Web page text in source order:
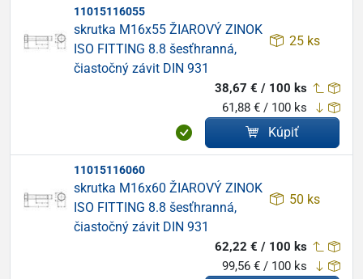
11015116055
skrutka M16x55 ŽIAROVÝ ZINOK
ISO FITTING 8.8 šesťhranná,
čiastočný závit DIN 931
25 ks
38,67 € / 100 ks
61,88 € / 100 ks
Kúpiť
11015116060
skrutka M16x60 ŽIAROVÝ ZINOK
ISO FITTING 8.8 šesťhranná,
čiastočný závit DIN 931
50 ks
62,22 € / 100 ks
99,56 € / 100 ks